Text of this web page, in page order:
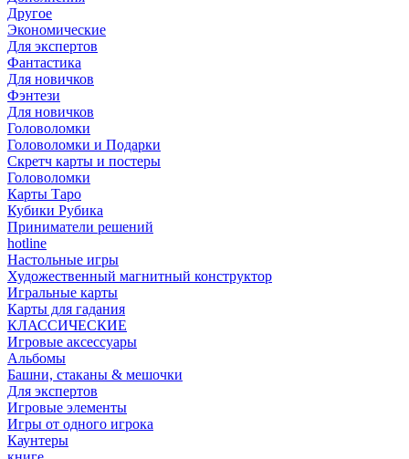
Другое
Экономические
Для экспертов
Фантастика
Для новичков
Фэнтези
Для новичков
Головоломки
Головоломки и Подарки
Cкретч карты и постеры
Головоломки
Карты Таро
Кубики Рубика
Приниматели решений
hotline
Настольные игры
Художественный магнитный конструктор
Игральные карты
Карты для гадания
КЛАССИЧЕСКИЕ
Игровые аксессуары
Альбомы
Башни, стаканы & мешочки
Для экспертов
Игровые элементы
Игры от одного игрока
Каунтеры